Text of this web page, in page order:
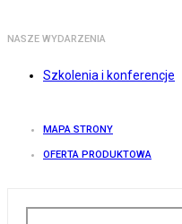
NASZE WYDARZENIA
Szkolenia i konferencje
MAPA STRONY
OFERTA PRODUKTOWA